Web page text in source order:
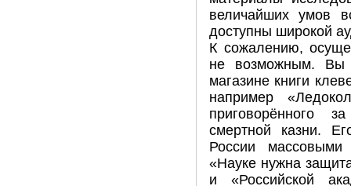
величайших умов
доступны широкой
К сожалению,
не возможным. Вы
магазине книги
например
приговорённого
смертной казни.
России
«Науке нужна
и «Российской